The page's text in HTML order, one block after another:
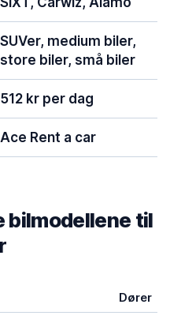
SUVer, medium biler,
store biler, små biler
512 kr per dag
Ace Rent a car
bilmodellene til
Dører